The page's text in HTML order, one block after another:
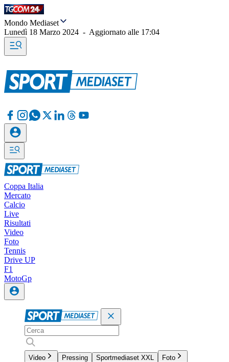
Mondo Mediaset
Lunedì 18 Marzo 2024 - Aggiornato alle 17:04
Coppa Italia
Mercato
Calcio
Live
Risultati
Video
Foto
Tennis
Drive UP
F1
MotoGp
Video Pressing Sportmediaset XXL
Foto